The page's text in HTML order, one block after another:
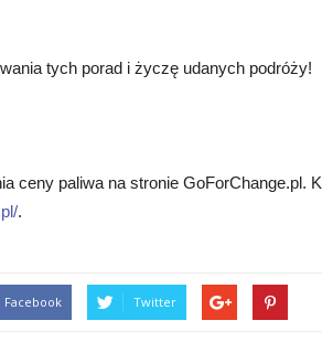
tych porad i życzę udanych podróży!
ceny paliwa na stronie GoForChange.pl.
.
Facebook Twitter